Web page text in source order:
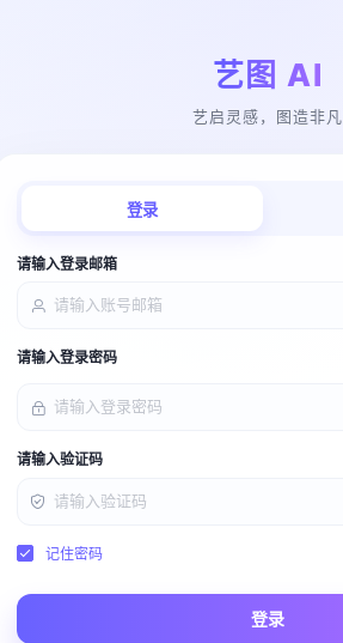
艺图 AI
艺启灵感，图造非凡
登录
请输入登录邮箱
请输入登录密码
请输入验证码
记住密码
登录